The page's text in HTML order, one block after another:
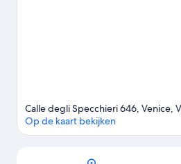
Calle degli Specchieri 646, Venice,
Op de kaart bekijken